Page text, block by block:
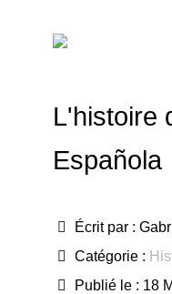
L'histoire
Española
Écrit par :
Catégorie :
Publié le : 18